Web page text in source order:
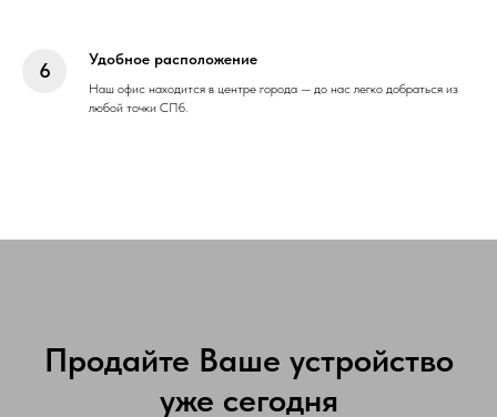
Удобное расположение
Наш офис находится в центре города — до нас легко добраться из
любой точки СПб.
Продайте Ваше устройство
уже сегодня